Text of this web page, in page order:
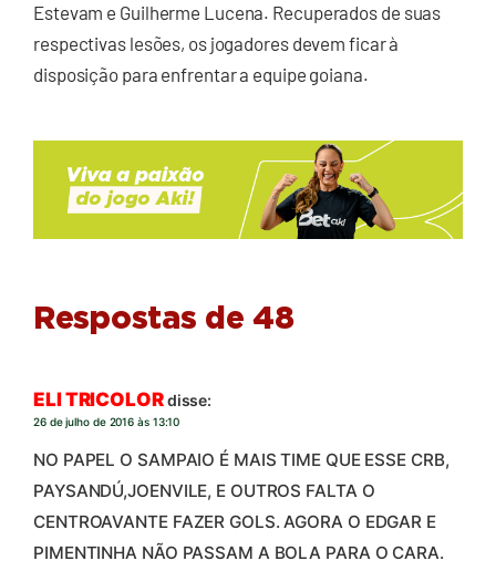
Estevam e Guilherme Lucena. Recuperados de suas
respectivas lesões, os jogadores devem ficar à
disposição para enfrentar a equipe goiana.
Respostas de 48
ELI TRICOLORdisse:
26 de julho de 2016 às 13:10
NO PAPEL O SAMPAIO É MAIS TIME QUE ESSE CRB,
PAYSANDÚ,JOENVILE, E OUTROS FALTA O
CENTROAVANTE FAZER GOLS. AGORA O EDGAR E
PIMENTINHA NÃO PASSAM A BOLA PARA O CARA.